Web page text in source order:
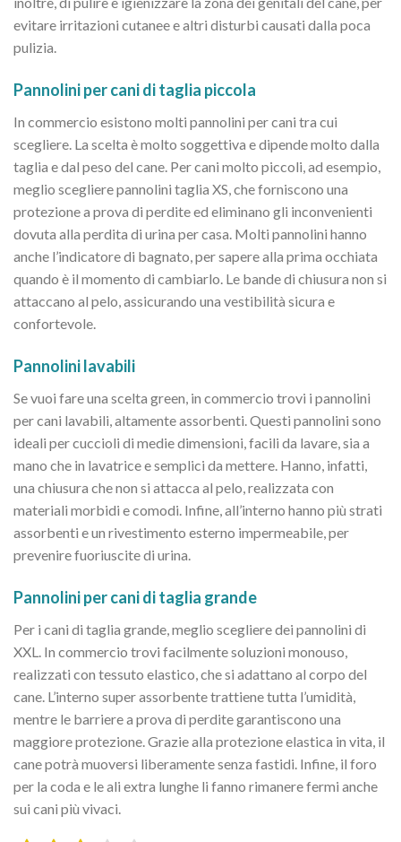
evitare irritazioni cutanee e altri disturbi causati dalla poca
pulizia.
Pannolini per cani di taglia piccola
In commercio esistono molti pannolini per cani tra cui
scegliere. La scelta è molto soggettiva e dipende molto dalla
taglia e dal peso del cane. Per cani molto piccoli, ad esempio,
meglio scegliere pannolini taglia XS, che forniscono una
protezione a prova di perdite ed eliminano gli inconvenienti
dovuta alla perdita di urina per casa. Molti pannolini hanno
anche l’indicatore di bagnato, per sapere alla prima occhiata
quando è il momento di cambiarlo. Le bande di chiusura non si
attaccano al pelo, assicurando una vestibilità sicura e
confortevole.
Pannolini lavabili
Se vuoi fare una scelta green, in commercio trovi i pannolini
per cani lavabili, altamente assorbenti. Questi pannolini sono
ideali per cuccioli di medie dimensioni, facili da lavare, sia a
mano che in lavatrice e semplici da mettere. Hanno, infatti,
una chiusura che non si attacca al pelo, realizzata con
materiali morbidi e comodi. Infine, all’interno hanno più strati
assorbenti e un rivestimento esterno impermeabile, per
prevenire fuoriuscite di urina.
Pannolini per cani di taglia grande
Per i cani di taglia grande, meglio scegliere dei pannolini di
XXL. In commercio trovi facilmente soluzioni monouso,
realizzati con tessuto elastico, che si adattano al corpo del
cane. L’interno super assorbente trattiene tutta l’umidità,
mentre le barriere a prova di perdite garantiscono una
maggiore protezione. Grazie alla protezione elastica in vita, il
cane potrà muoversi liberamente senza fastidi. Infine, il foro
per la coda e le ali extra lunghe li fanno rimanere fermi anche
sui cani più vivaci.